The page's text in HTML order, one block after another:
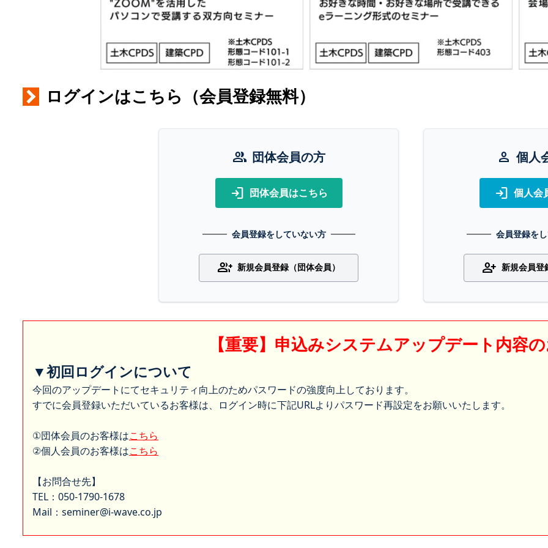
ログインはこちら（会員登録無料）
group 団体会員の方
login 団体会員はこちら
会員登録をしていない方
group_add 新規会員登録（団体会員）
person 個人
login 個人会
会員登録を
person_add 新規会員登
【重要】申込みシステムアップデート内容
▼初回ログインについて
今回のアップデートにてセキュリティ向上のためパスワードの強度向上しております。
すでに会員登録いただいているお客様は、ログイン時に下記URLよりパスワード再設定をお願いいたします。
①団体会員のお客様はこちら
②個人会員のお客様はこちら
【お問合せ先】
TEL：050-1790-1678
Mail：seminer@i-wave.co.jp